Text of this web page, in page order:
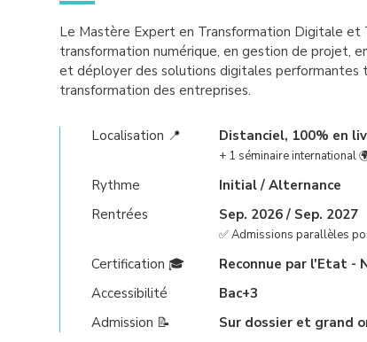
Le Mastère Expert en Transformation Digitale et
transformation numérique, en gestion de projet,
et déployer des solutions digitales
transformation des entreprises.
Localisation 📍 Distanciel, 100% en
+ 1 séminaire international
Rythme
Initial / Alternance
Rentrées
Sep. 2026 / Sep. 2027
✅ Admissions parallèles
Certification 🎓
Reconnue par l'Etat -
Accessibilité
Bac+3
Admission 📝
Sur dossier et grand